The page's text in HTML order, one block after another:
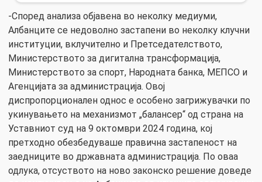
-Според анализа објавена во неколку медиуми,
Албанците се недоволно застапени во неколку клучни
институции, вклучително и Претседателството,
Министерството за дигитална трансформација,
Министерството за спорт, Народната банка, МЕПСО и
Агенцијата за администрација. Овој
диспропорционален однос е особено загрижувачки по
укинувањето на механизмот „балансер“ од страна на
Уставниот суд на 9 октомври 2024 година, кој
претходно обезбедуваше правична застапеност на
заедниците во државната администрација. По оваа
одлука, отсуството на ново законско решение доведе